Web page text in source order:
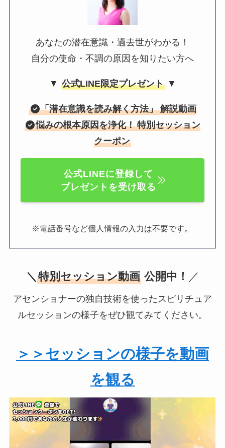
あなたの潜在意識・過去世がわかる！
自分の使命・不調の原因を知りたい方へ
▼ 公式LINE限定プレゼント▼
「潜在意識を読み解く方法」 解説動画
悩みの根本原因を浄化！ 特別セッション
クーポン
公式LINEに登録して
プレゼントを受け取る
※電話番号など個人情報の入力は不要です。
＼ 特別セッション動画公開中！ ／
アセンショナーの独自技術を使ったスピリチュア
ルセッションの様子をぜひ観てみてください。
＞＞セッションの様子を動画
を観る